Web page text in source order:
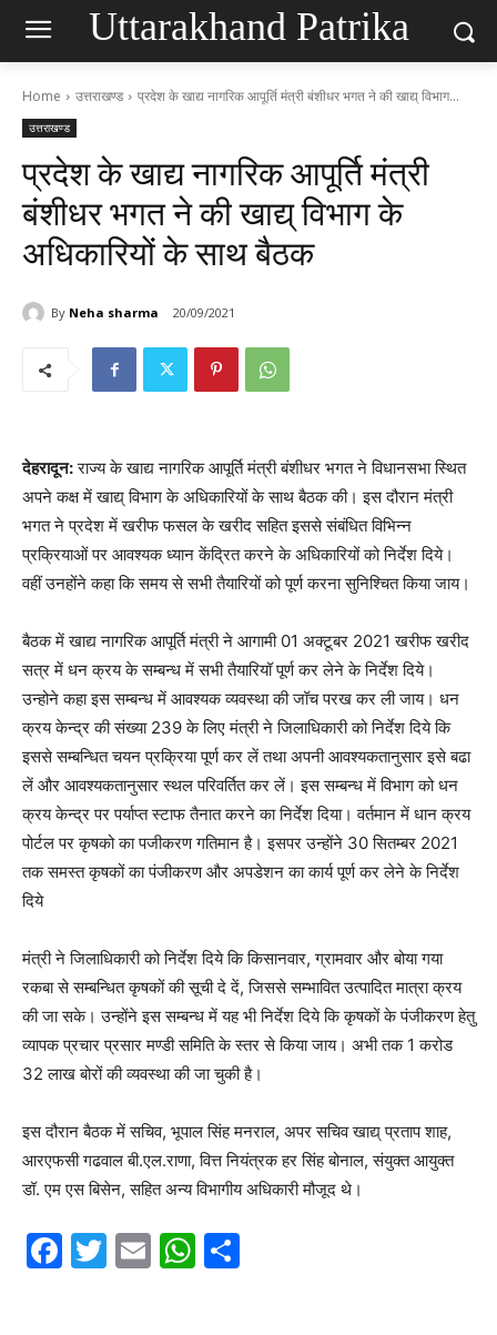
Uttarakhand Patrika
Home उत्तराखण्ड प्रदेश के खाद्य नागरिक आपूर्ति मंत्री बंशीधर भगत ने की खाद्य् विभाग...
उत्तराखण्ड
प्रदेश के खाद्य नागरिक आपूर्ति मंत्री
बंशीधर भगत ने की खाद्य् विभाग के
अधिकारियों के साथ बैठक
By Neha sharma 20/09/2021
देहरादून:राज्य के खाद्य नागरिक आपूर्ति मंत्री बंशीधर भगत ने विधानसभा स्थित
अपने कक्ष में खाद्य् विभाग के अधिकारियों के साथ बैठक की। इस दौरान मंत्री
भगत ने प्रदेश में खरीफ फसल के खरीद सहित इससे संबंधित विभिन्न
प्रक्रियाओं पर आवश्यक ध्यान केंद्रित करने के अधिकारियों को निर्देश दिये।
वहीं उनहोंने कहा कि समय से सभी तैयारियों को पूर्ण करना सुनिश्चित किया जाय।
बैठक में खाद्य नागरिक आपूर्ति मंत्री ने आगामी 01 अक्टूबर 2021 खरीफ खरीद
सत्र में धन क्रय के सम्बन्ध में सभी तैयारियॉ पूर्ण कर लेने के निर्देश दिये।
उन्होने कहा इस सम्बन्ध में आवश्यक व्यवस्था की जॉच परख कर ली जाय। धन
क्रय केन्द्र की संख्या 239 के लिए मंत्री ने जिलाधिकारी को निर्देश दिये कि
इससे सम्बन्धित चयन प्रक्रिया पूर्ण कर लें तथा अपनी आवश्यकतानुसार इसे बढा
लें और आवश्यकतानुसार स्थल परिवर्तित कर लें। इस सम्बन्ध में विभाग को धन
क्रय केन्द्र पर पर्याप्त स्टाफ तैनात करने का निर्देश दिया। वर्तमान में धान क्रय
पोर्टल पर कृषको का पजीकरण गतिमान है। इसपर उन्होंने 30 सितम्बर 2021
तक समस्त कृषकों का पंजीकरण और अपडेशन का कार्य पूर्ण कर लेने के निर्देश
दिये
मंत्री ने जिलाधिकारी को निर्देश दिये कि किसानवार, ग्रामवार और बोया गया
रकबा से सम्बन्धित कृषकों की सूची दे दें, जिससे सम्भावित उत्पादित मात्रा क्रय
की जा सके। उन्होंने इस सम्बन्ध में यह भी निर्देश दिये कि कृषकों के पंजीकरण हेतु
व्यापक प्रचार प्रसार मण्डी समिति के स्तर से किया जाय। अभी तक 1 करोड
32 लाख बोरों की व्यवस्था की जा चुकी है।
इस दौरान बैठक में सचिव, भूपाल सिंह मनराल, अपर सचिव खाद्य् प्रताप शाह,
आरएफसी गढवाल बी.एल.राणा, वित्त नियंत्रक हर सिंह बोनाल, संयुक्त आयुक्त
डॉ. एम एस बिसेन, सहित अन्य विभागीय अधिकारी मौजूद थे।
F
T
E
W